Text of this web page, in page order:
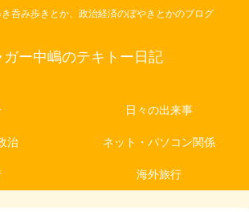
呑み歩きとか、政治経済のぼやきとかのブログ
ガー中嶋のテキトー日記
日々の出来事
治 ネット・パソコン関係
海外旅行